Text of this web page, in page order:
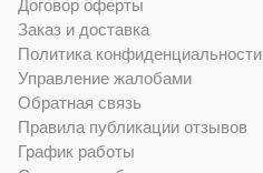
Договор оферты
Заказ и доставка
Политика конфиденциальности
Управление жалобами
Обратная связь
Правила публикации отзывов
График работы